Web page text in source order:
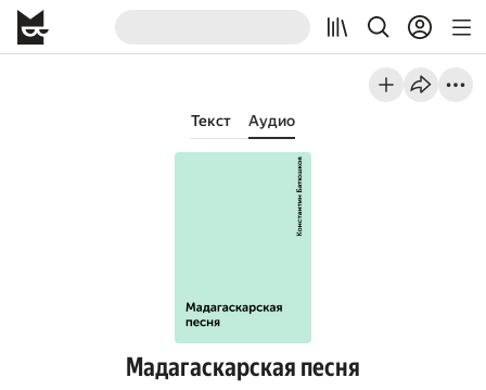
Текст Аудио
Мадагаскарская песня